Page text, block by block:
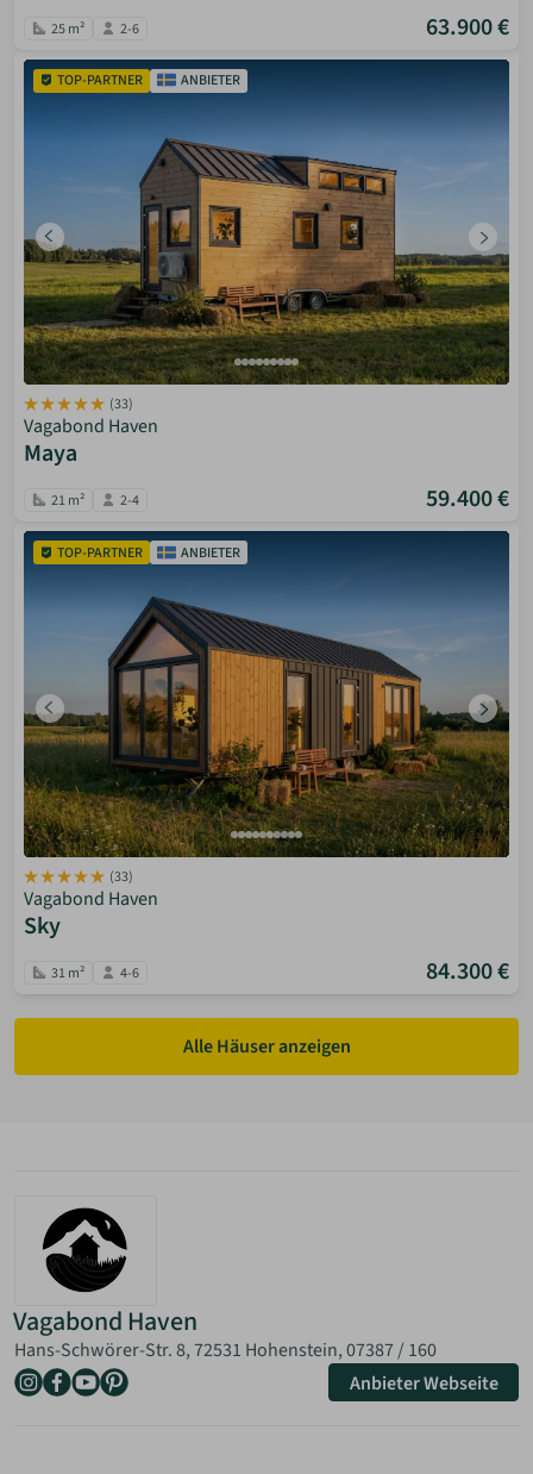
25 m² 2-6 63.900 €
TOP-PARTNER ANBIETER
(33)
Vagabond Haven
Maya
21 m² 2-4 59.400 €
TOP-PARTNER ANBIETER
(33)
Vagabond Haven
Sky
31 m² 4-6 84.300 €
Alle Häuser anzeigen
Vagabond Haven
Hans-Schwörer-Str. 8, 72531 Hohenstein,07387 / 160
Anbieter Webseite